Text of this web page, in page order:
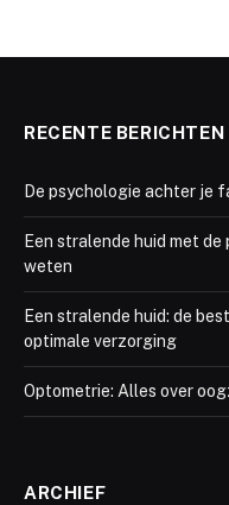
RECENTE BERICHTEN
De psychologie achter je
Een stralende huid met
weten
Een stralende huid: de
optimale verzorging
Optometrie: Alles over
ARCHIEF